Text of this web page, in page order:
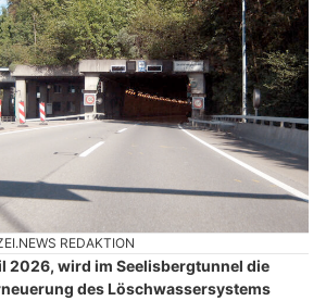
REDAKTION
2026, wird im Seelisbergtunnel die
des Löschwassersystems